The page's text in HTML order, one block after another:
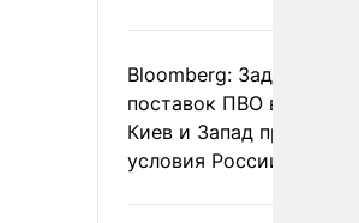
Bloomberg: Задержка
поставок ПВО вынудит
Киев и Запад принять
условия России